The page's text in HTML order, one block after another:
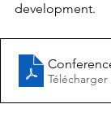
development.
Télécharger